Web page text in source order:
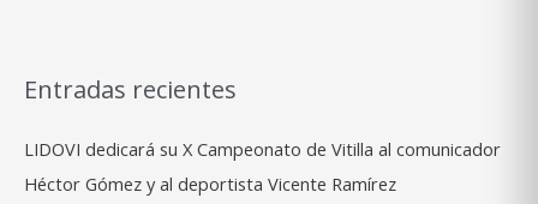
Entradas recientes
LIDOVI dedicará su X Campeonato de Vitilla al comunicador
Héctor Gómez y al deportista Vicente Ramírez